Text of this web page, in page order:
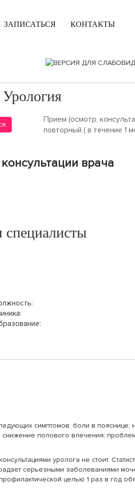
ЗАПИСАТЬСЯ КОНТАКТЫ
Прием (осмотр,
повторный ( в течение 1
врача
симптомов: боли в
полового влечения;
уролога не стоит.
серьезными заболеваниями
целью 1 раз в год